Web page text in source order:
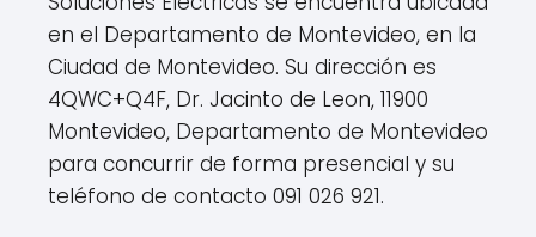
en el Departamento de Montevideo, en la
Ciudad de Montevideo. Su dirección es
4QWC+Q4F, Dr. Jacinto de Leon, 11900
Montevideo, Departamento de Montevideo
para concurrir de forma presencial y su
teléfono de contacto 091 026 921.